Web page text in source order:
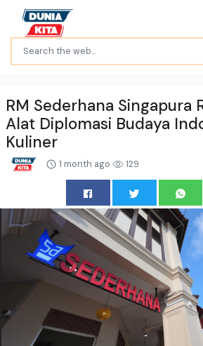
RM Sederhana Singapura
Alat Diplomasi Budaya
Kuliner
1 month ago 129